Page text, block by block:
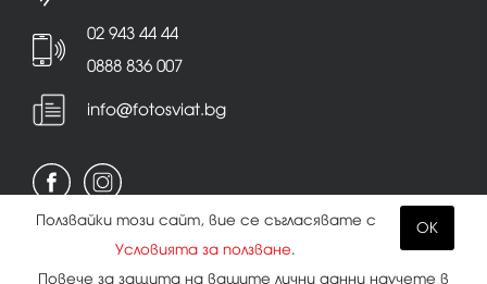
02 943 44 44
0888 836 007
info@fotosviat.bg
OK
Ползвайки този сайт, вие се съгласявате с
Условията за ползване.
Повече за защита на вашите лични данни научете в